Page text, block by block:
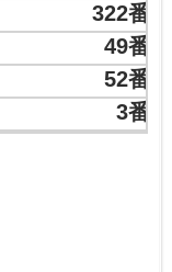
322番
49番
52番
3番